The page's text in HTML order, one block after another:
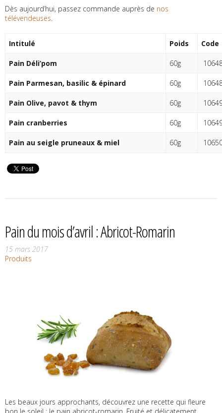
Dès aujourd’hui, passez commande auprès de nos
télévendeuses
Intitulé Poids Code
Pain Déli’pom 60g
Pain Parmesan, basilic & épinard 60g
Pain Olive, pavot & thym 60g
Pain cranberries 60g
Pain au seigle pruneaux & miel 60g
Pain du mois d’avril : Abricot-Romarin
15 mars 2017
Produits
Les beaux jours approchants, découvrez une recette qui fleure